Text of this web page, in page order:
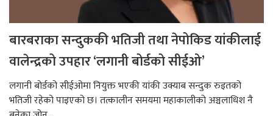
बारबराका सन्दुककी भतिजी तथा नेपोकिड यांकीलाई
वालेन्द्रको उपहार ‘लगानी बोर्डको सीईओ’
लगानी बोर्डको सीईओमा नियुक्त भएकी यांकी उक्याब सन्दुक रुइतको
भतिजी रहेको पाइएको छ। तत्कालीन समयमा महाकालीको अञ्चलाधिश नै